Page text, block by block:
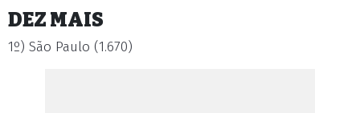
DEZ MAIS
1º) São Paulo (1.670)